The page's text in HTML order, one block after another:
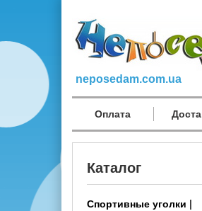
neposedam.com.ua
Оплата
Каталог
Спортивные уголки |